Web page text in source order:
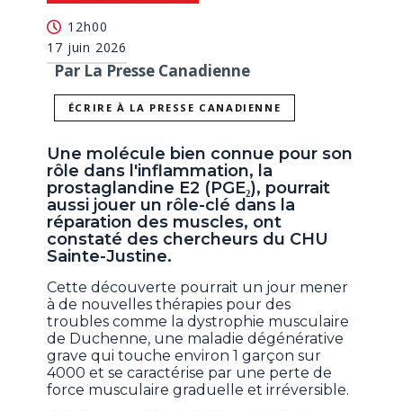
12h00
17 juin 2026
Par La Presse Canadienne
ÉCRIRE À LA PRESSE CANADIENNE
Une molécule bien connue pour son
rôle dans l'inflammation, la
prostaglandine E2 (PGE₂), pourrait
aussi jouer un rôle-clé dans la
réparation des muscles, ont
constaté des chercheurs du CHU
Sainte-Justine.
Cette découverte pourrait un jour mener
à de nouvelles thérapies pour des
troubles comme la dystrophie musculaire
de Duchenne, une maladie dégénérative
grave qui touche environ 1 garçon sur
4000 et se caractérise par une perte de
force musculaire graduelle et irréversible.